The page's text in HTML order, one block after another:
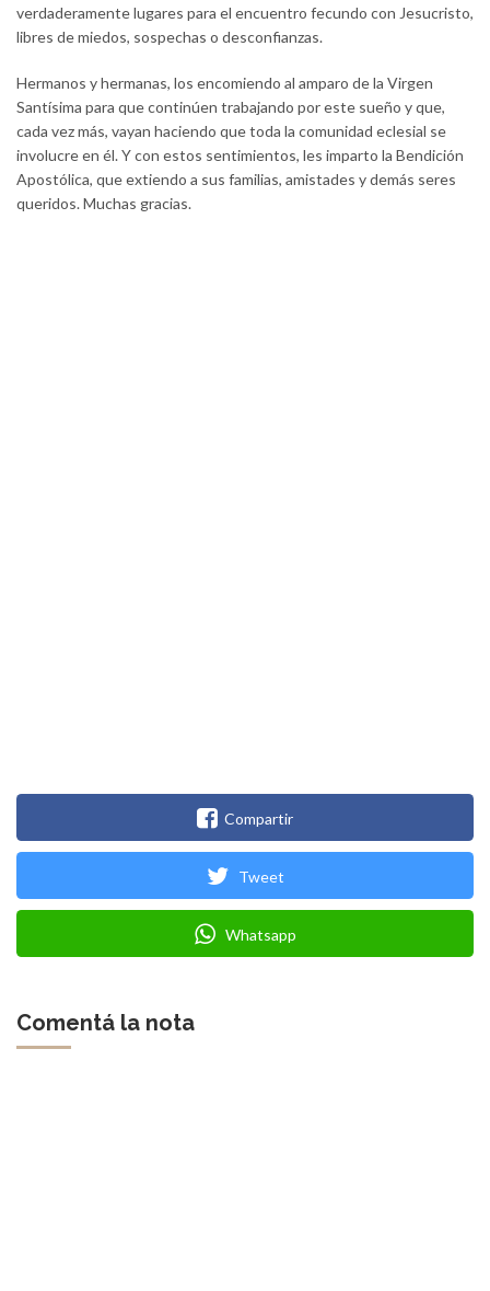
verdaderamente lugares para el encuentro fecundo con Jesucristo,
libres de miedos, sospechas o desconfianzas.
Hermanos y hermanas, los encomiendo al amparo de la Virgen
Santísima para que continúen trabajando por este sueño y que,
cada vez más, vayan haciendo que toda la comunidad eclesial se
involucre en él. Y con estos sentimientos, les imparto la Bendición
Apostólica, que extiendo a sus familias, amistades y demás seres
queridos. Muchas gracias.
Compartir
Tweet
Whatsapp
Comentá la nota